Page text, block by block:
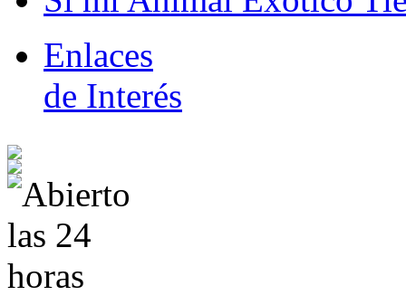
Enlaces
de Interés